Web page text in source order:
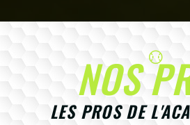
NOS
LES PROS DE